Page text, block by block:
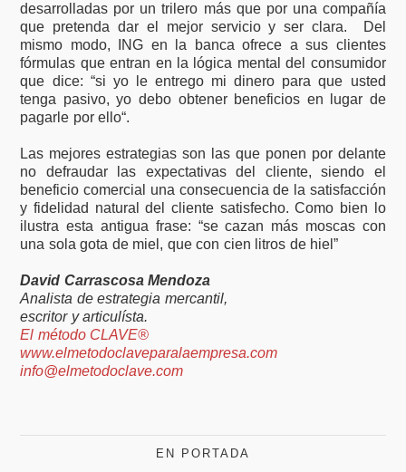
desarrolladas por un trilero más que por una compañía
que pretenda dar el mejor servicio y ser clara. Del
mismo modo, ING en la banca ofrece a sus clientes
fórmulas que entran en la lógica mental del consumidor
que dice: “si yo le entrego mi dinero para que usted
tenga pasivo, yo debo obtener beneficios en lugar de
pagarle por ello“.
Las mejores estrategias son las que ponen por delante
no defraudar las expectativas del cliente, siendo el
beneficio comercial una consecuencia de la satisfacción
y fidelidad natural del cliente satisfecho. Como bien lo
ilustra esta antigua frase: “se cazan más moscas con
una sola gota de miel, que con cien litros de hiel”
David Carrascosa Mendoza
Analista de estrategia mercantil,
escritor y articulísta.
El método CLAVE®
www.elmetodoclaveparalaempresa.com
info@elmetodoclave.com
EN PORTADA